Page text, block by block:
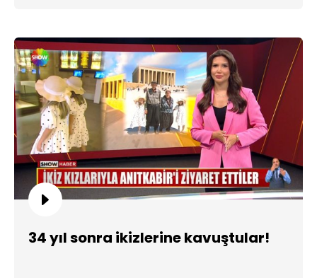
34 yıl sonra ikizlerine kavuştular!